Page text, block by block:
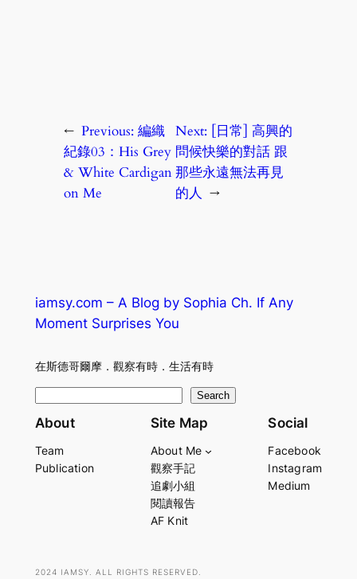
← Previous: 編織
紀錄03：His Grey
& White Cardigan
on Me
Next: [日常] 高興的
問候快樂的對話 跟
那些永遠無法再見
的人 →
iamsy.com – A Blog by Sophia Ch. If Any
Moment Surprises You
在斯德哥爾摩．觀察有時．生活有時
e
r
Search
About
Team
Publication
Site Map
About Me
觀察手記
追劇小組
閱讀報告
AF Knit
Social
Facebook
Instagram
Medium
2024 IAMSY. ALL RIGHTS RESERVED.